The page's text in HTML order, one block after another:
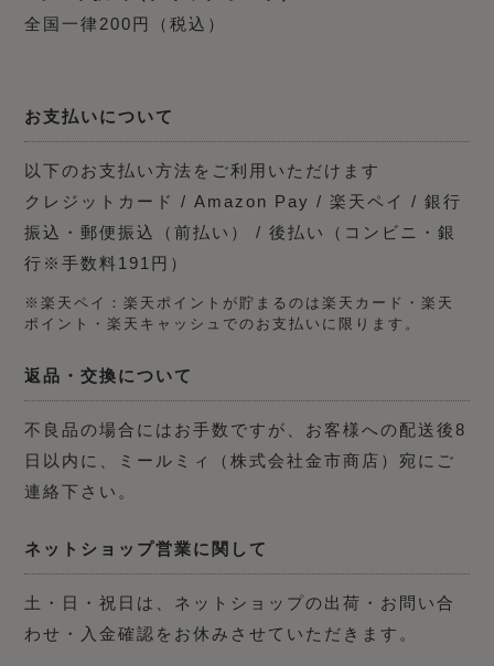
全国一律200円（税込）
お支払いについて
以下のお支払い方法をご利用いただけます
クレジットカード / Amazon Pay / 楽天ペイ / 銀行
振込・郵便振込（前払い） / 後払い（コンビニ・銀
行※手数料191円）
※楽天ペイ：楽天ポイントが貯まるのは楽天カード・楽天
ポイント・楽天キャッシュでのお支払いに限ります。
返品・交換について
不良品の場合にはお手数ですが、お客様への配送後8
日以内に、ミールミィ（株式会社金市商店）宛にご
連絡下さい。
ネットショップ営業に関して
土・日・祝日は、ネットショップの出荷・お問い合
わせ・入金確認をお休みさせていただきます。